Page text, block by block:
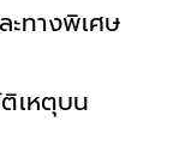
ะทางพิเศษ
เหตุบน